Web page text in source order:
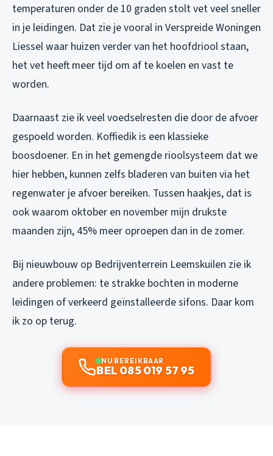
temperaturen onder de 10 graden stolt vet veel sneller
in je leidingen. Dat zie je vooral in Verspreide Woningen
Liessel waar huizen verder van het hoofdriool staan,
het vet heeft meer tijd om af te koelen en vast te
worden.
Daarnaast zie ik veel voedselresten die door de afvoer
gespoeld worden. Koffiedik is een klassieke
boosdoener. En in het gemengde rioolsysteem dat we
hier hebben, kunnen zelfs bladeren van buiten via het
regenwater je afvoer bereiken. Tussen haakjes, dat is
ook waarom oktober en november mijn drukste
maanden zijn, 45% meer oproepen dan in de zomer.
Bij nieuwbouw op Bedrijventerrein Leemskuilen zie ik
andere problemen: te strakke bochten in moderne
leidingen of verkeerd geïnstalleerde sifons. Daar kom
ik zo op terug.
NU BEREIKBAAR
BEL 085 019 57 95